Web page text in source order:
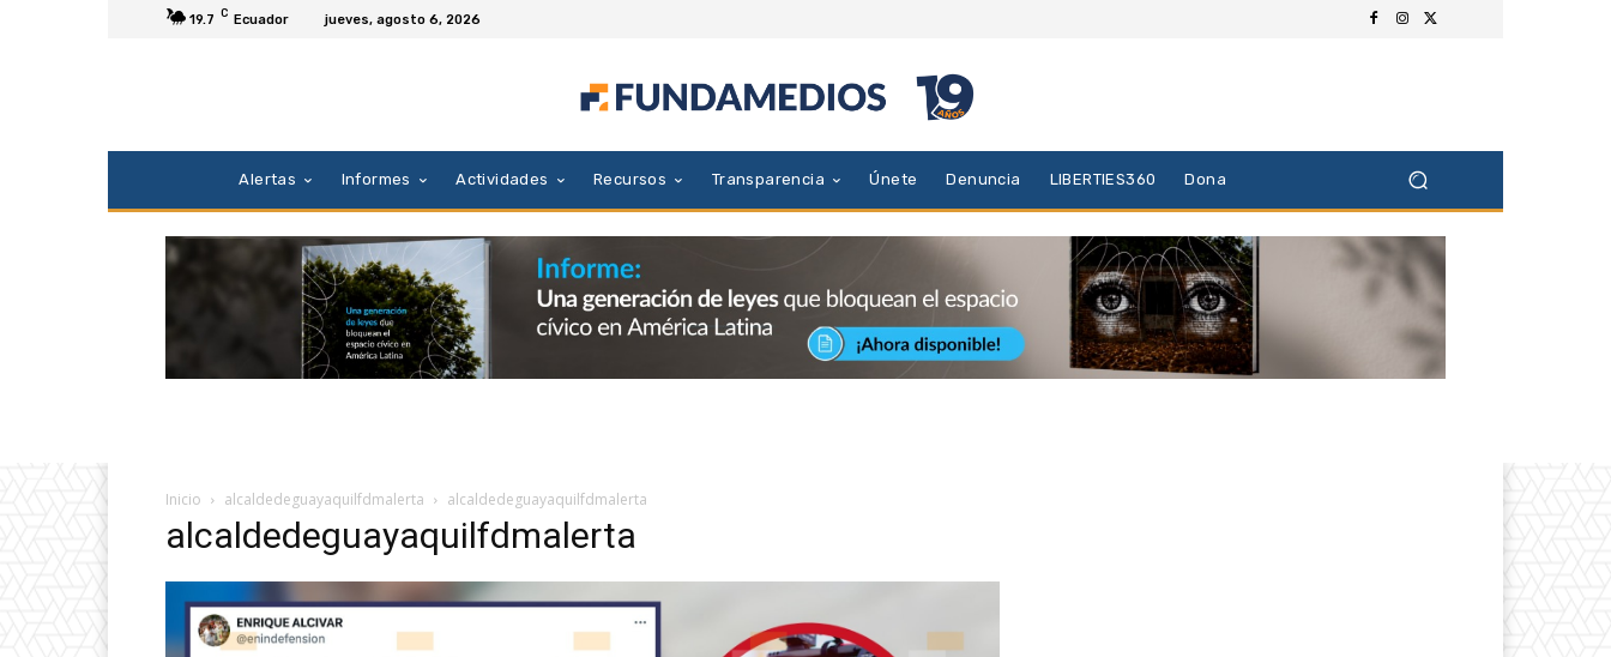
19.7 C Ecuador jueves, agosto 6, 2026
Alertas Informes Actividades Recursos Transparencia Únete Denuncia LIBERTIES360 Dona
Inicio alcaldedeguayaquilfdmalerta alcaldedeguayaquilfdmalerta
alcaldedeguayaquilfdmalerta